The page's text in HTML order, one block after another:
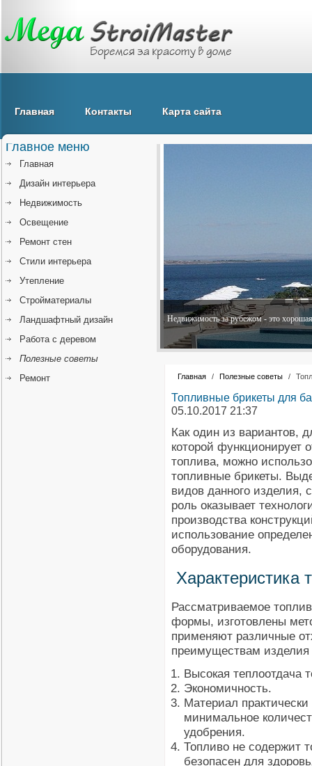
Главная Контакты Карта сайта
Недвижимость за рубежом - это
Главная / Полезные советы /
Топливные брикеты для
05.10.2017 21:37
Как один из вариантов,
которой функционирует
топлива, можно
топливные брикеты.
видов данного изделия,
роль оказывает
производства
использование
оборудования.
Характеристика
Рассматриваемое
формы, изготовлены
применяют различные
преимуществам
Высокая теплоотдача
Экономичность.
Материал
минимальное
удобрения.
Топливо не содержит
безопасен для
Главное меню
Главная
Дизайн интерьера
Недвижимость
Освещение
Ремонт стен
Стили интерьера
Утепление
Стройматериалы
Ландшафтный дизайн
Работа с деревом
Полезные советы
Ремонт